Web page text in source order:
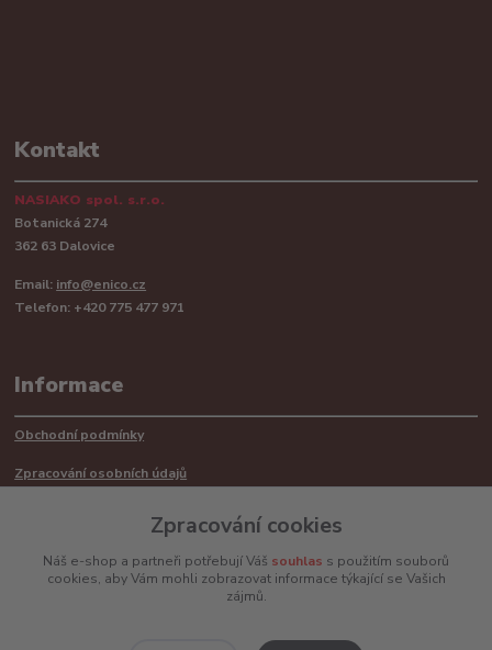
Kontakt
NASIAKO spol. s.r.o.
Botanická 274
362 63 Dalovice
Email: info@enico.cz
Telefon: +420 775 477 971
Informace
Obchodní podmínky
Zpracování osobních údajů
Mimosoudní řešení sporů ADR
Zpracování cookies
Náš e-shop a partneři potřebují Váš souhlas s použitím souborů
cookies, aby Vám mohli zobrazovat informace týkající se Vašich
zájmů.